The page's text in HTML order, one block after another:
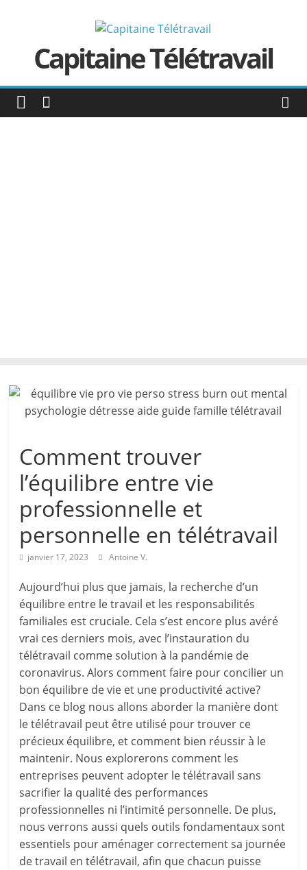
Capitaine Télétravail
Comment trouver
l’équilibre entre vie
professionnelle et
personnelle en télétravail
janvier 17, 2023 Antoine V.
Aujourd’hui plus que jamais, la recherche d’un
équilibre entre le travail et les responsabilités
familiales est cruciale. Cela s’est encore plus avéré
vrai ces derniers mois, avec l’instauration du
télétravail comme solution à la pandémie de
coronavirus. Alors comment faire pour concilier un
bon équilibre de vie et une productivité active?
Dans ce blog nous allons aborder la manière dont
le télétravail peut être utilisé pour trouver ce
précieux équilibre, et comment bien réussir à le
maintenir. Nous explorerons comment les
entreprises peuvent adopter le télétravail sans
sacrifier la qualité des performances
professionnelles ni l’intimité personnelle. De plus,
nous verrons aussi quels outils fondamentaux sont
essentiels pour aménager correctement sa journée
de travail en télétravail, afin que chacun puisse